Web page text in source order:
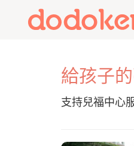
給孩子
支持兒福中心